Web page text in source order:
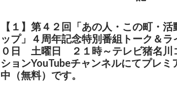
【１】第４２回「あの人・この町・
ップ」４周年記念特別番組トーク＆ラ
０日 土曜日 ２１時～テレビ猪名川
ションYouTubeチャンネルにてプレミ
中（無料）です。